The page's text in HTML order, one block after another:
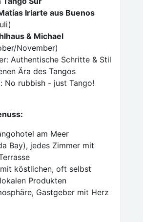
Iriarte aus Buenos
& Michael
November)
Authentische Schritte & Stil
Ära des Tangos
No rubbish - just Tango!
am Meer
Bay), jedes Zimmer mit
köstlichen, oft selbst
Produkten
Gastgeber mit Herz